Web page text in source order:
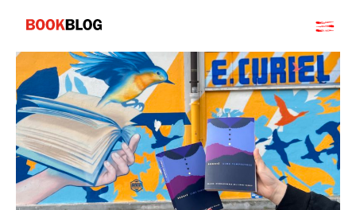
contenuto
Bookblog